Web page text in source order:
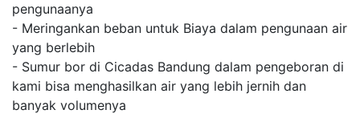
pengunaanya
- Meringankan beban untuk Biaya dalam pengunaan air
yang berlebih
- Sumur bor di Cicadas Bandung dalam pengeboran di
kami bisa menghasilkan air yang lebih jernih dan
banyak volumenya